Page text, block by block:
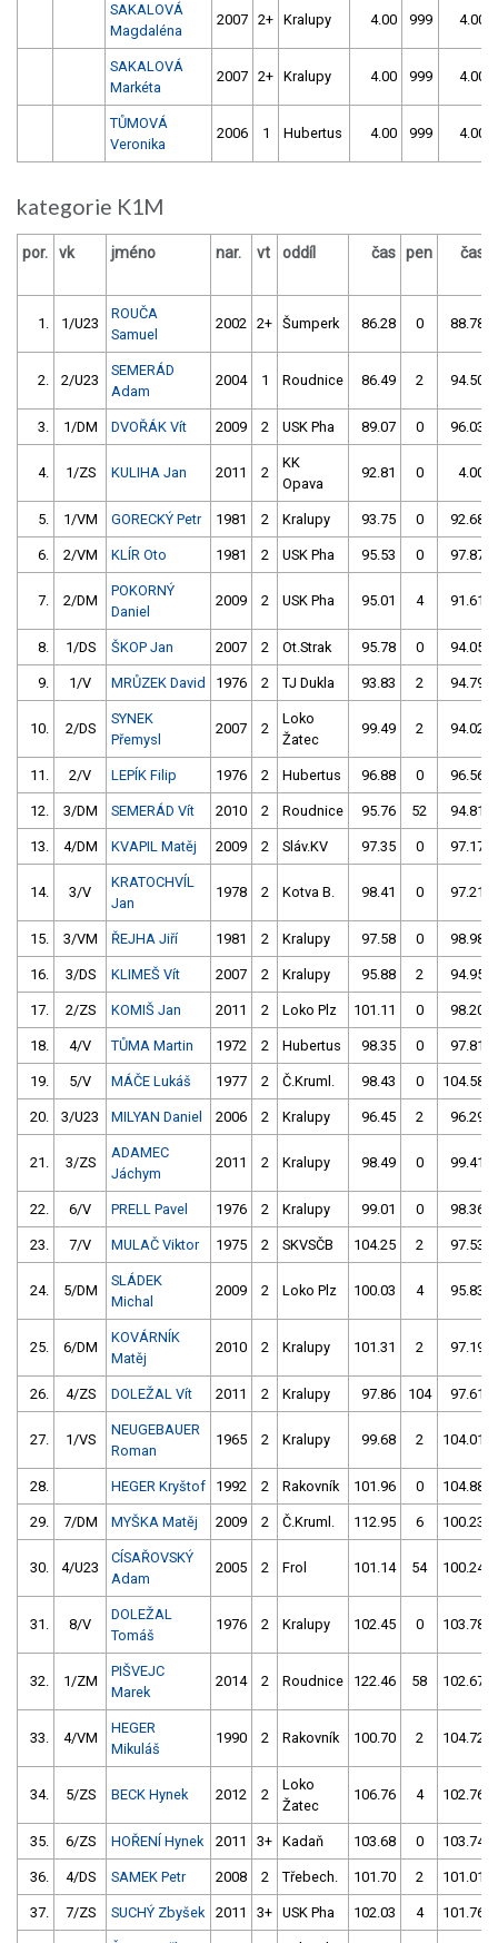
SAKALOVÁ
Magdaléna
2007 2+ Kralupy 4.00 999 4.00
SAKALOVÁ
Markéta
2007 2+ Kralupy 4.00 999 4.00
TŮMOVÁ
Veronika
2006 1 Hubertus 4.00 999 4.00
kategorie K1M
por. vk jméno nar. vt oddíl čas pen čas
1. 1/U23
ROUČA
Samuel
2002 2+ Šumperk 86.28 0 88.78
2. 2/U23
SEMERÁD
Adam
2004 1 Roudnice 86.49 2 94.50
3. 1/DM DVOŘÁK Vít 2009 2 USK Pha 89.07 0 96.03
4. 1/ZS KULIHA Jan 2011 2
KK
Opava
92.81 0 4.00
5. 1/VM GORECKÝ Petr 1981 2 Kralupy 93.75 0 92.68
6. 2/VM KLÍR Oto 1981 2 USK Pha 95.53 0 97.87
7. 2/DM
POKORNÝ
Daniel
2009 2 USK Pha 95.01 4 91.61
8. 1/DS ŠKOP Jan 2007 2 Ot.Strak 95.78 0 94.05
9. 1/V MRŮZEK David 1976 2 TJ Dukla 93.83 2 94.79
10. 2/DS
SYNEK
Přemysl
2007 2
Loko
Žatec
99.49 2 94.02
11. 2/V LEPÍK Filip 1976 2 Hubertus 96.88 0 96.56
12. 3/DM SEMERÁD Vít 2010 2 Roudnice 95.76 52 94.81
13. 4/DM KVAPIL Matěj 2009 2 Sláv.KV 97.35 0 97.17
14. 3/V
KRATOCHVÍL
Jan
1978 2 Kotva B. 98.41 0 97.21
15. 3/VM ŘEJHA Jiří 1981 2 Kralupy 97.58 0 98.98
16. 3/DS KLIMEŠ Vít 2007 2 Kralupy 95.88 2 94.95
17. 2/ZS KOMIŠ Jan 2011 2 Loko Plz 101.11 0 98.20
18. 4/V TŮMA Martin 1972 2 Hubertus 98.35 0 97.81
19. 5/V MÁČE Lukáš 1977 2 Č.Kruml. 98.43 0 104.58
20. 3/U23 MILYAN Daniel 2006 2 Kralupy 96.45 2 96.29
21. 3/ZS
ADAMEC
Jáchym
2011 2 Kralupy 98.49 0 99.41
22. 6/V PRELL Pavel 1976 2 Kralupy 99.01 0 98.36
23. 7/V MULAČ Viktor 1975 2 SKVSČB 104.25 2 97.53
24. 5/DM
SLÁDEK
Michal
2009 2 Loko Plz 100.03 4 95.83
25. 6/DM
KOVÁRNÍK
Matěj
2010 2 Kralupy 101.31 2 97.19
26. 4/ZS DOLEŽAL Vít 2011 2 Kralupy 97.86 104 97.61
27. 1/VS
NEUGEBAUER
Roman
1965 2 Kralupy 99.68 2 104.01
28. HEGER Kryštof 1992 2 Rakovník 101.96 0 104.88
29. 7/DM MYŠKA Matěj 2009 2 Č.Kruml. 112.95 6 100.23
30. 4/U23
CÍSAŘOVSKÝ
Adam
2005 2 Frol 101.14 54 100.24
31. 8/V
DOLEŽAL
Tomáš
1976 2 Kralupy 102.45 0 103.78
32. 1/ZM
PIŠVEJC
Marek
2014 2 Roudnice 122.46 58 102.67
33. 4/VM
HEGER
Mikuláš
1990 2 Rakovník 100.70 2 104.72
34. 5/ZS BECK Hynek 2012 2
Loko
Žatec
106.76 4 102.76
35. 6/ZS HOŘENÍ Hynek 2011 3+ Kadaň 103.68 0 103.74
36. 4/DS SAMEK Petr 2008 2 Třebech. 101.70 2 101.01
37. 7/ZS SUCHÝ Zbyšek 2011 3+ USK Pha 102.03 4 101.76